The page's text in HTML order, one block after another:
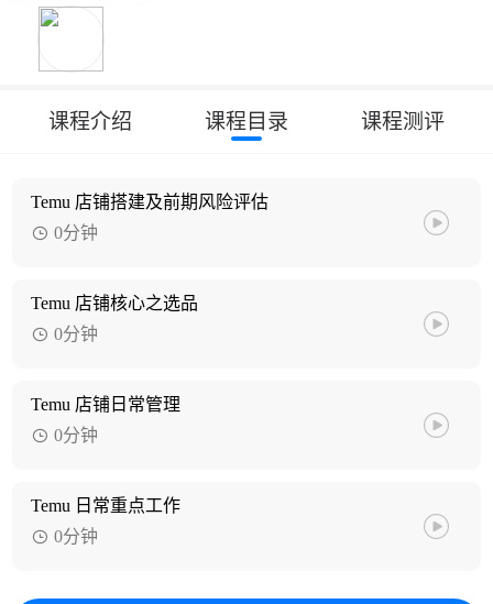
课程介绍 课程目录 课程测评
Temu 店铺搭建及前期风险评估
0分钟
Temu 店铺核心之选品
0分钟
Temu 店铺日常管理
0分钟
Temu 日常重点工作
0分钟